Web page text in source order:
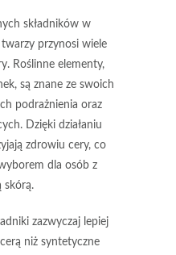
składników w
przynosi wiele
Roślinne elementy,
, są znane ze swoich
podrażnienia oraz
Dzięki działaniu
zdrowiu cery, co
dla osób z
skórą.
zazwyczaj lepiej
niż syntetyczne